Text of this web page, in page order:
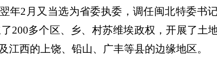
年2 月又当选为省委执委，调任闽北特委书
200多个区、乡、村苏维埃政权，开展了土
西的上饶、铅山、广丰等县的边缘地区。